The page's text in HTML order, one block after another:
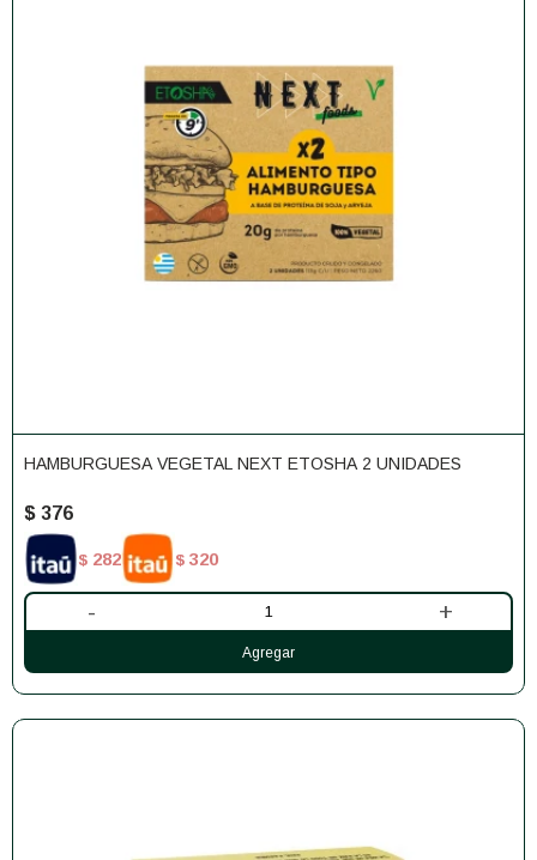
HAMBURGUESA VEGETAL NEXT ETOSHA 2 UNIDADES
$ 376
$ 282 $ 320
- +